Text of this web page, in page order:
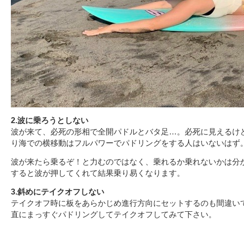
2.波に乗ろうとしない
波が来て、必死の形相で全開パドルとバタ足…。必死に見える
り海での横移動はフルパワーでパドリングをする人はいないはず
波が来たら乗るぞ！と力むのではなく、乗れるか乗れないかは
すると波が押してくれて結果乗り易くなります。
3.斜めにテイクオフしない
テイクオフ時に板をあらかじめ進行方向にセットするのも間違
直にまっすぐパドリングしてテイクオフしてみて下さい。